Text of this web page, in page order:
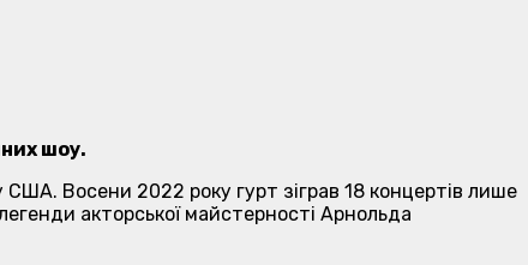
шоу.
Восени 2022 року гурт зіграв 18 концертів лише
акторської майстерності Арнольда